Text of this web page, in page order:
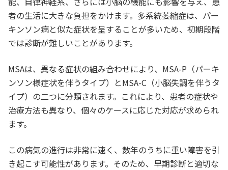
者の生活に大きな負担をかけます。多系統萎縮症は、パー
キンソン病と似た症状を呈することが多いため、初期段階
では診断が難しいことがあります。
MSAは、異なる症状の組み合わせにより、MSA-P（パーキ
ンソン様症状を伴うタイプ）とMSA-C（小脳失調を伴うタ
イプ）の二つに分類されます。これにより、患者の症状や
治療方法も異なり、個々のケースに応じた対応が求められ
ます。
この病気の進行は非常に速く、数年のうちに重い障害を引
き起こす可能性があります。そのため、早期診断と適切な